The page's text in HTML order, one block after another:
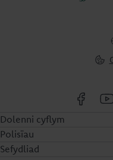
Dolenni cyflym
Polisïau
Sefydliad